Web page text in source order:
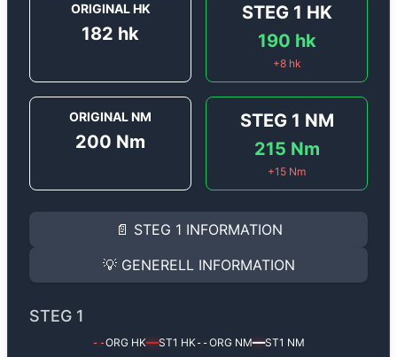
ORIGINAL HK
182 hk
STEG 1 HK
190 hk
+8hk
ORIGINAL NM
200 Nm
STEG 1 NM
215 Nm
+15 Nm
📄 STEG 1 INFORMATION
INFORMATION
Steg 1
Renault Clio RS 2.0 16v -
Effekten ökar från182 hktill190 hkoch
(+8 hk & +15 Nm).
Ger mer effekt, högre vridmoment, lägre
Steg 1 mjukvara justerar vi ett antal
💡 GENERELL INFORMATION
✅ All mjukvara är skräddarsydd för din bil
✅ Felsökning inann samt efter optimering
STEG 1
--ORG HK━━ST1 HK--ORG NM━━ST1 NM